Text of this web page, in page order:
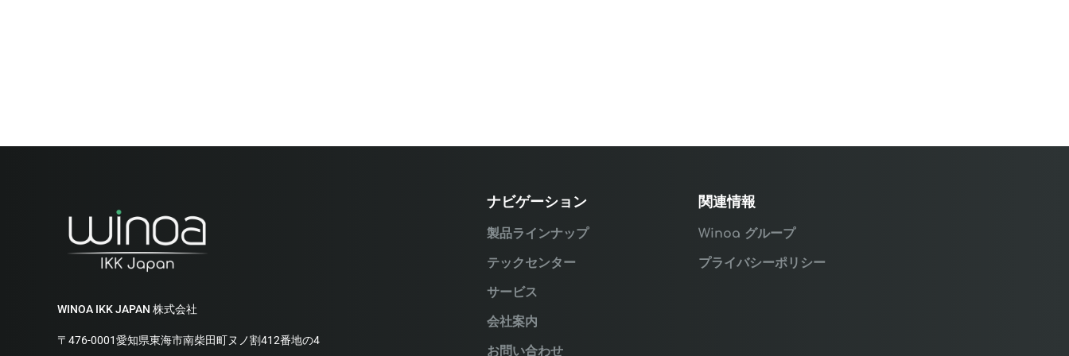
WINOA IKK JAPAN 株式会社
〒476-0001愛知県東海市南柴田町ヌノ割412番地の4
ナビゲーション
製品ラインナップ
テックセンター
サービス
会社案内
お問い合わせ
関連情報
Winoa グループ
プライバシーポリシー